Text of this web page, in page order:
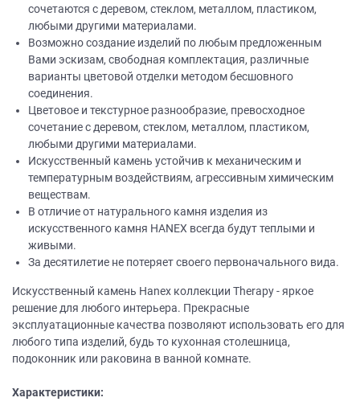
сочетаются с деревом, стеклом, металлом, пластиком,
любыми другими материалами.
Возможно создание изделий по любым предложенным
Вами эскизам, свободная комплектация, различные
варианты цветовой отделки методом бесшовного
соединения.
Цветовое и текстурное разнообразие, превосходное
сочетание с деревом, стеклом, металлом, пластиком,
любыми другими материалами.
Искусственный камень устойчив к механическим и
температурным воздействиям, агрессивным химическим
веществам.
В отличие от натурального камня изделия из
искусственного камня НANEХ всегда будут теплыми и
живыми.
За десятилетие не потеряет своего первоначального вида.
Искусственный камень Hanex коллекции Therapy - яркое
решение для любого интерьера. Прекрасные
эксплуатационные качества позволяют использовать его для
любого типа изделий, будь то кухонная столешница,
подоконник или раковина в ванной комнате.
Характеристики: